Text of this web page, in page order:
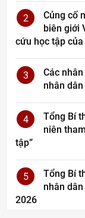
2
Củng cố
biên giới
cứu học tập
3
Các
nhân
4
Tổng Bí
niên
tập”
5
Tổng Bí
nhân
2026